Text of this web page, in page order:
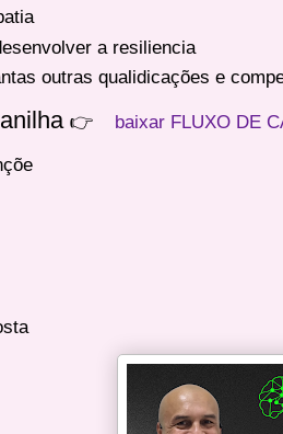
a resiliencia
outras qualidicações e
👉 baixar FLUXO DE